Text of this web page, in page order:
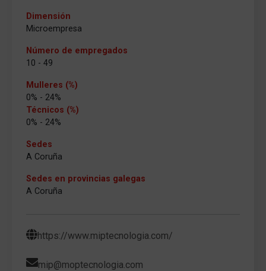
Dimensión
Microempresa
Número de empregados
10 - 49
Mulleres (%)
0% - 24%
Técnicos (%)
0% - 24%
Sedes
A Coruña
Sedes en provincias galegas
A Coruña
https://www.miptecnologia.com/
mip@moptecnologia.com